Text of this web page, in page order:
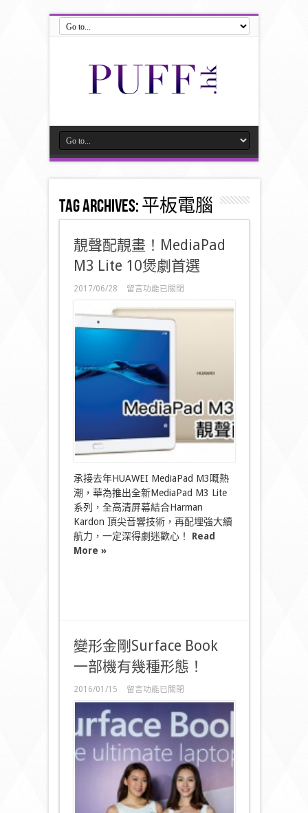
Tag Archives:平板電腦
靚聲配靚畫！MediaPad
M3 Lite 10煲劇首選
2017/06/28
在
聲
M3
Lite
煲
劇
留言功能已關閉
承接去年HUAWEI MediaPad M3嘅熱
潮，華為推出全新MediaPad M3 Lite
系列，全高清屏幕結合Harman
Kardon 頂尖音響技術，再配埋強大續
航力，一定深得劇迷歡心！ Read
More »
變形金剛Surface Book
一部機有幾種形態！
2016/01/15
在
〈變
金
剛
Book
一
部
機
有
留言功能已關閉